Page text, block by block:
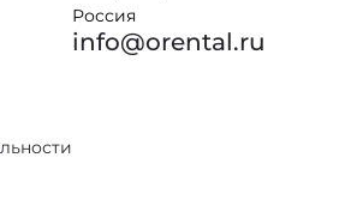
Россия
info@orental.ru